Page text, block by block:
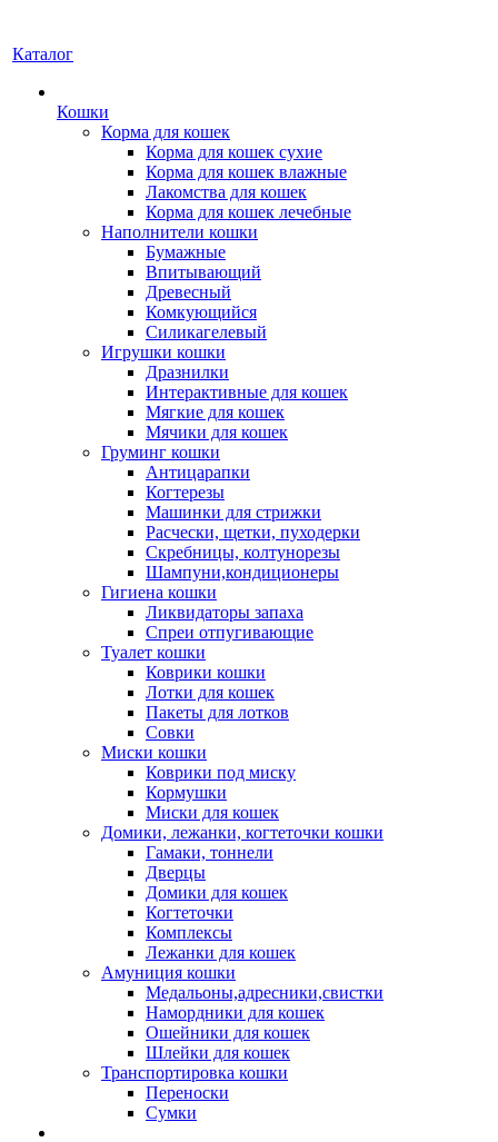
Каталог
Кошки
Корма для кошек
Корма для кошек сухие
Корма для кошек влажные
Лакомства для кошек
Корма для кошек лечебные
Наполнители кошки
Бумажные
Впитывающий
Древесный
Комкующийся
Силикагелевый
Игрушки кошки
Дразнилки
Интерактивные для кошек
Мягкие для кошек
Мячики для кошек
Груминг кошки
Антицарапки
Когтерезы
Машинки для стрижки
Расчески, щетки, пуходерки
Скребницы, колтунорезы
Шампуни,кондиционеры
Гигиена кошки
Ликвидаторы запаха
Спреи отпугивающие
Туалет кошки
Коврики кошки
Лотки для кошек
Пакеты для лотков
Совки
Миски кошки
Коврики под миску
Кормушки
Миски для кошек
Домики, лежанки, когтеточки кошки
Гамаки, тоннели
Дверцы
Домики для кошек
Когтеточки
Комплексы
Лежанки для кошек
Амуниция кошки
Медальоны,адресники,свистки
Намордники для кошек
Ошейники для кошек
Шлейки для кошек
Транспортировка кошки
Переноски
Сумки